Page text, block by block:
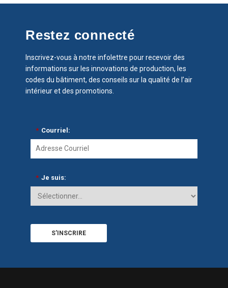
Restez connecté
Inscrivez-vous à notre infolettre pour recevoir des
informations sur les innovations de production, les
codes du bâtiment, des conseils sur la qualité de l’air
intérieur et des promotions.
* Courriel:
* Je suis:
S'INSCRIRE